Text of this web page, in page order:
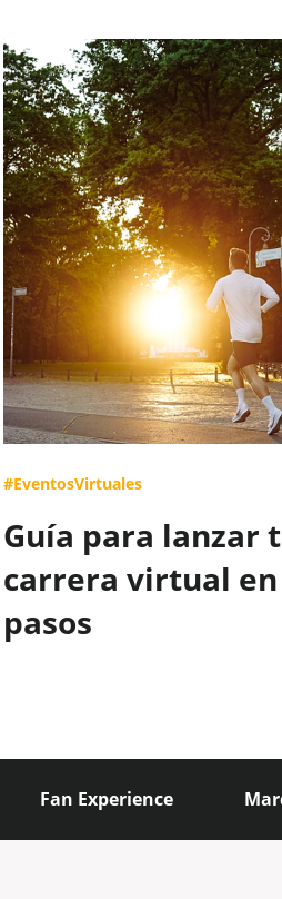
#EventosVirtuales
Guía para lanzar
carrera virtual en
pasos
Fan Experience